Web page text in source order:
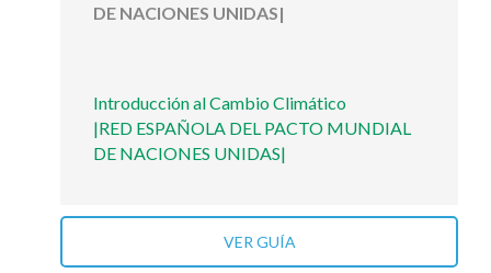
DE NACIONES UNIDAS|
Introducción al Cambio Climático
|RED ESPAÑOLA DEL PACTO MUNDIAL
DE NACIONES UNIDAS|
VER GUÍA